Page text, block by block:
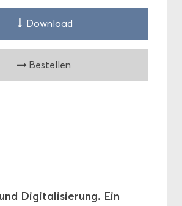
Down­load
Be­stel­len
Di­gi­ta­li­sie­rung. Ein